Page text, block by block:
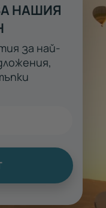
НАШИЯ
за най-